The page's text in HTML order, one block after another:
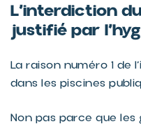
L’interdiction
justifié par
La raison numéro 1 de
dans les piscines
Non pas parce que